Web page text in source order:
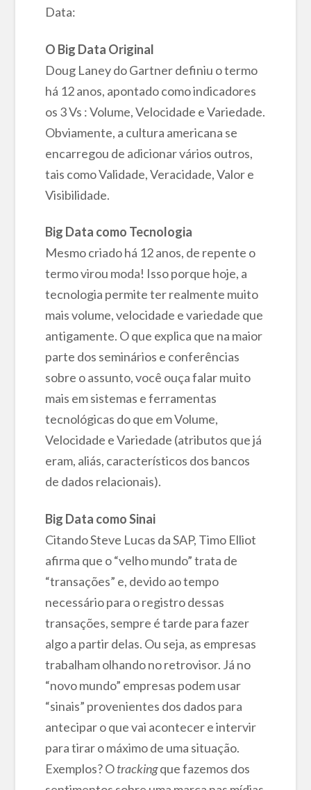
Data:
O Big Data Original
Doug Laney do Gartner definiu o termo
há 12 anos, apontado como indicadores
os 3 Vs : Volume, Velocidade e Variedade.
Obviamente, a cultura americana se
encarregou de adicionar vários outros,
tais como Validade, Veracidade, Valor e
Visibilidade.
Big Data como Tecnologia
Mesmo criado há 12 anos, de repente o
termo virou moda! Isso porque hoje, a
tecnologia permite ter realmente muito
mais volume, velocidade e variedade que
antigamente. O que explica que na maior
parte dos seminários e conferências
sobre o assunto, você ouça falar muito
mais em sistemas e ferramentas
tecnológicas do que em Volume,
Velocidade e Variedade (atributos que já
eram, aliás, característicos dos bancos
de dados relacionais).
Big Data como Sinai
Citando Steve Lucas da SAP, Timo Elliot
afirma que o “velho mundo” trata de
“transações” e, devido ao tempo
necessário para o registro dessas
transações, sempre é tarde para fazer
algo a partir delas. Ou seja, as empresas
trabalham olhando no retrovisor. Já no
“novo mundo” empresas podem usar
“sinais” provenientes dos dados para
antecipar o que vai acontecer e intervir
para tirar o máximo de uma situação.
Exemplos? Otrackingque fazemos dos